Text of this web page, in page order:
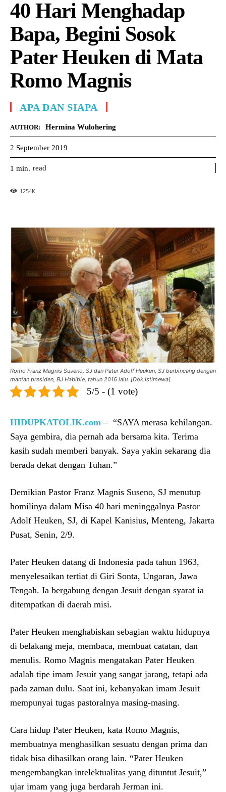
40 Hari Menghadap
Bapa, Begini Sosok
Pater Heuken di Mata
Romo Magnis
APA DAN SIAPA
AUTHOR: Hermina Wulohering
2 September 2019
1 min. read
1254K
Romo Franz Magnis Suseno, SJ dan Pater Adolf Heuken, SJ berbincang dengan
mantan presiden, BJ Habibie, tahun 2016 lalu. [Dok.Istimewa]
5/5 - (1 vote)
HIDUPKATOLIK.com – “SAYA merasa kehilangan.
Saya gembira, dia pernah ada bersama kita. Terima
kasih sudah memberi banyak. Saya yakin sekarang dia
berada dekat dengan Tuhan.”
Demikian Pastor Franz Magnis Suseno, SJ menutup
homilinya dalam Misa 40 hari meninggalnya Pastor
Adolf Heuken, SJ, di Kapel Kanisius, Menteng, Jakarta
Pusat, Senin, 2/9.
Pater Heuken datang di Indonesia pada tahun 1963,
menyelesaikan tertiat di Giri Sonta, Ungaran, Jawa
Tengah. Ia bergabung dengan Jesuit dengan syarat ia
ditempatkan di daerah misi.
Pater Heuken menghabiskan sebagian waktu hidupnya
di belakang meja, membaca, membuat catatan, dan
menulis. Romo Magnis mengatakan Pater Heuken
adalah tipe imam Jesuit yang sangat jarang, tetapi ada
pada zaman dulu. Saat ini, kebanyakan imam Jesuit
mempunyai tugas pastoralnya masing-masing.
Cara hidup Pater Heuken, kata Romo Magnis,
membuatnya menghasilkan sesuatu dengan prima dan
tidak bisa dihasilkan orang lain. “Pater Heuken
mengembangkan intelektualitas yang dituntut Jesuit,”
ujar imam yang juga berdarah Jerman ini.